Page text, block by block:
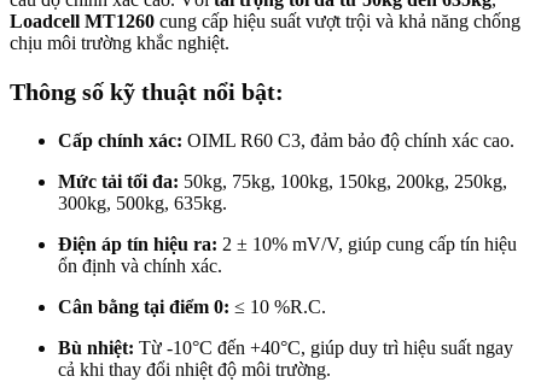
Loadcell MT1260 cung cấp hiệu suất vượt trội và khả năng chống
chịu môi trường khắc nghiệt.
Thông số kỹ thuật nổi bật:
Cấp chính xác: OIML R60 C3, đảm bảo độ chính xác cao.
Mức tải tối đa: 50kg, 75kg, 100kg, 150kg, 200kg, 250kg,
300kg, 500kg, 635kg.
Điện áp tín hiệu ra: 2 ± 10% mV/V, giúp cung cấp tín hiệu
ổn định và chính xác.
Cân bằng tại điểm 0: ≤ 10 %R.C.
Bù nhiệt: Từ -10°C đến +40°C, giúp duy trì hiệu suất ngay
cả khi thay đổi nhiệt độ môi trường.